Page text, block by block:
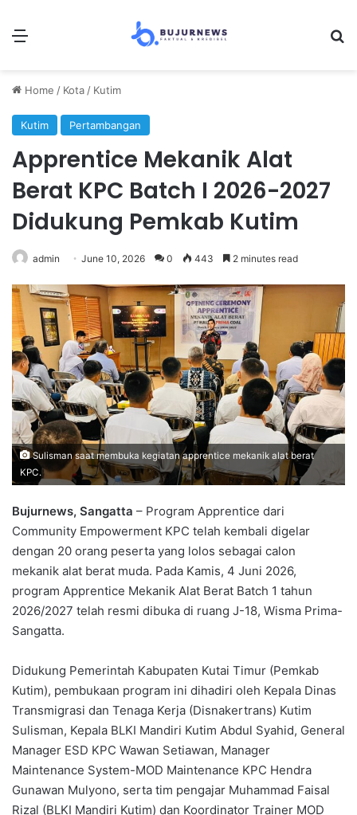
Menu
Home / Kota / Kutim
Kutim Pertambangan
Apprentice Mekanik Alat
Berat KPC Batch I 2026-2027
Didukung Pemkab Kutim
admin June 10, 2026 0 443 2 minutes read
Sulisman saat membuka kegiatan apprentice mekanik alat berat
KPC.
Bujurnews, Sangatta – Program Apprentice dari
Community Empowerment KPC telah kembali digelar
dengan 20 orang peserta yang lolos sebagai calon
mekanik alat berat muda. Pada Kamis, 4 Juni 2026,
program Apprentice Mekanik Alat Berat Batch 1 tahun
2026/2027 telah resmi dibuka di ruang J-18, Wisma Prima-
Sangatta.
Didukung Pemerintah Kabupaten Kutai Timur (Pemkab
Kutim), pembukaan program ini dihadiri oleh Kepala Dinas
Transmigrasi dan Tenaga Kerja (Disnakertrans) Kutim
Sulisman, Kepala BLKI Mandiri Kutim Abdul Syahid, General
Manager ESD KPC Wawan Setiawan, Manager
Maintenance System-MOD Maintenance KPC Hendra
Gunawan Mulyono, serta tim pengajar Muhammad Faisal
Rizal (BLKI Mandiri Kutim) dan Koordinator Trainer MOD